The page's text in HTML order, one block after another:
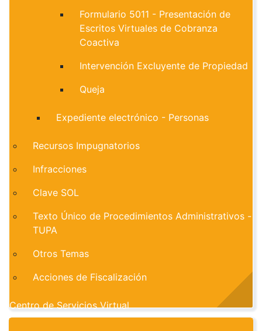
Formulario 5011 - Presentación de
Escritos Virtuales de Cobranza
Coactiva
Intervención Excluyente de Propiedad
Queja
Expediente electrónico - Personas
Recursos Impugnatorios
Infracciones
Clave SOL
Texto Único de Procedimientos Administrativos -
TUPA
Otros Temas
Acciones de Fiscalización
Centro de Servicios Virtual